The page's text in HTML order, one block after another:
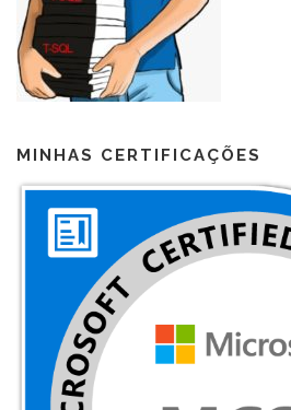
MINHAS CERTIFICAÇÕES